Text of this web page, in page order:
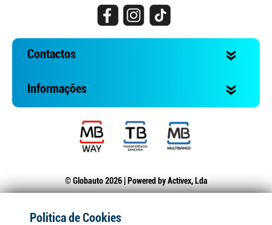
Contactos
Informações
© Globauto 2026 | Powered byActivex, Lda
Politica de Cookies